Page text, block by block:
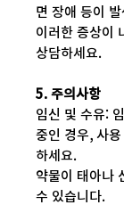
면 장애 등이
이러한 증상이
상담하세요.
5. 주의사항
임신 및 수유:
중인 경우, 사용
하세요.
약물이 태아나
수 있습니다.